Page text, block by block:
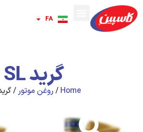
FA
RU
گرید SL
Home
/روغن موتور/ گرید SL